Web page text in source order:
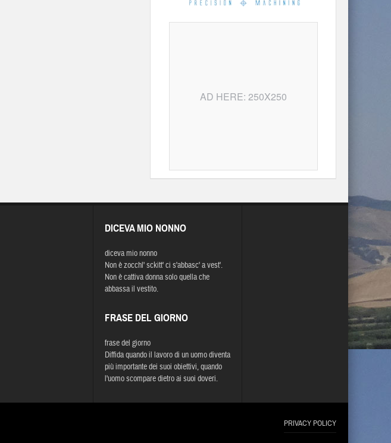
AD HERE: 250X250
DICEVA MIO NONNO
diceva mio nonno
Non è zocchl' sckitt' ci s'abbasc' a vest'.
Non è cattiva donna solo quella che
abbassa il vestito.
FRASE DEL GIORNO
frase del giorno
Diffida quando il lavoro di un uomo diventa
più importante dei suoi obiettivi, quando
l'uomo scompare dietro ai suoi doveri.
PRIVACY POLICY